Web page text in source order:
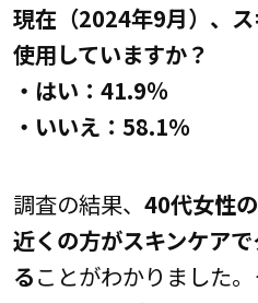
現在（2024年9月）、
使用していますか？
・はい：41.9％
・いいえ：58.1%
調査の結果、 40代女性
近くの方がスキンケア
ることがわかりました。